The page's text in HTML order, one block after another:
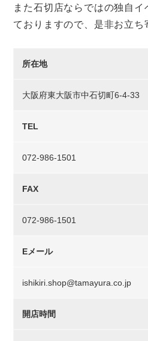
また石切店ならではの独自
ておりますので、是非お立ち
所在地
大阪府東大阪市中石切町6-4-33
TEL
072-986-1501
FAX
072-986-1501
Eメール
ishikiri.shop@tamayura.co.jp
開店時間